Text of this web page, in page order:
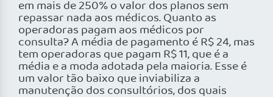
em mais de 250% o valor dos planos sem
repassar nada aos médicos. Quanto as
operadoras pagam aos médicos por
consulta? A média de pagamento é R$ 24, mas
tem operadoras que pagam R$ 11, que é a
média e a moda adotada pela maioria. Esse é
um valor tão baixo que inviabiliza a
manutenção dos consultórios, dos quais